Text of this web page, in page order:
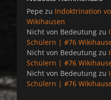
Pepe zu Indoktrination
Wikihausen
Nicht von Bedeutung zu
Schülern | #76
Nicht von Bedeutung zu
Schülern | #76
Nicht von Bedeutung zu
Schülern | #76